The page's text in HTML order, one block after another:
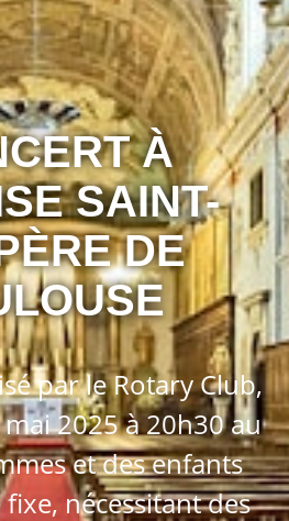
À
SAINT-
DE
par le Rotary Club,
2025 à 20h30 au
et des enfants
nécessitant des